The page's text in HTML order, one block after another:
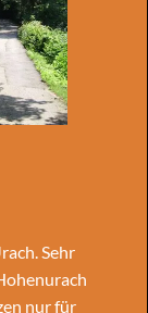
Sehr
nur für